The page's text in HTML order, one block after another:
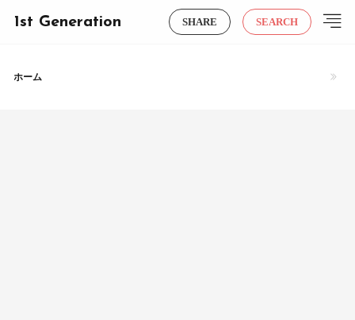
1st Generation SHARE SEARCH
ホーム